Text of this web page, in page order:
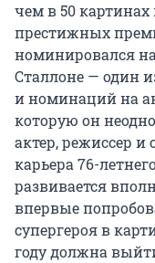
чем в 50
престижных
номинировался
Сталлоне — один
и номинаций на
которую он
актер, режиссер и
карьера 76-
развивается
впервые
супергероя в
году должна